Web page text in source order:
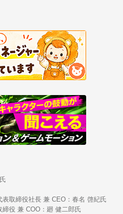
取締役社長 兼 CEO：春名 啓紀氏
役 兼 COO：廻 健二郎氏